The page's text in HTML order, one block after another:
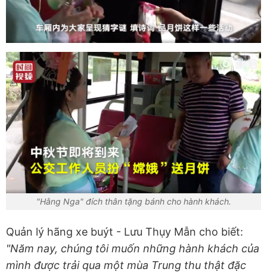
"Hằng Nga" đích thân tặng bánh cho hành khách.
Quản lý hãng xe buýt - Lưu Thụy Mẫn cho biết:
"Năm nay, chúng tôi muốn những hành khách của
mình được trải qua một mùa Trung thu thật đặc